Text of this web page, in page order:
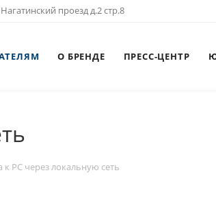
проезд д.2 стр.8
О БРЕНДЕ ПРЕСС-ЦЕНТР
PC через локальную сеть